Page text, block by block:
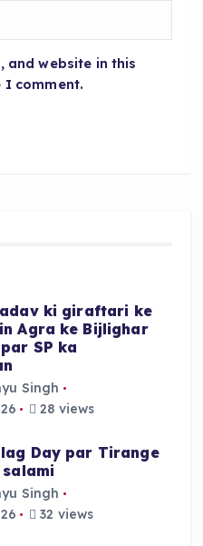
and website in this
I comment.
ki giraftari ke
Agra ke Bijlighar
SP ka
Singh
28 views
Day par Tirange
Singh
32 views